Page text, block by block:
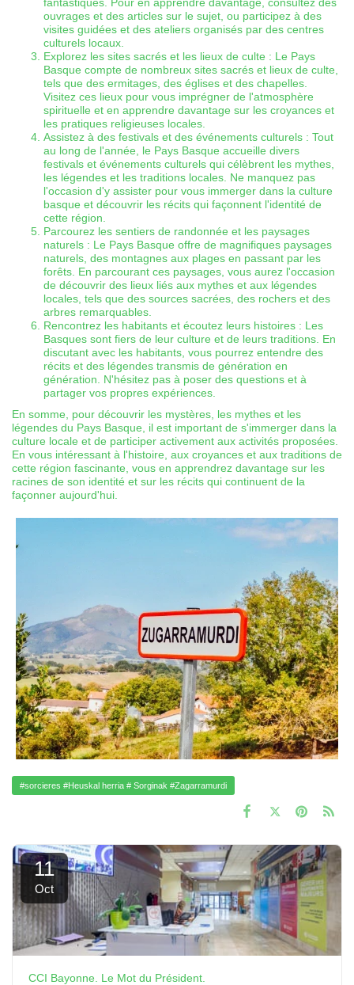
ouvrages et des articles sur le sujet, ou participez à des
visites guidées et des ateliers organisés par des centres
culturels locaux.
Explorez les sites sacrés et les lieux de culte : Le Pays
Basque compte de nombreux sites sacrés et lieux de culte,
tels que des ermitages, des églises et des chapelles.
Visitez ces lieux pour vous imprégner de l'atmosphère
spirituelle et en apprendre davantage sur les croyances et
les pratiques religieuses locales.
Assistez à des festivals et des événements culturels : Tout
au long de l'année, le Pays Basque accueille divers
festivals et événements culturels qui célèbrent les mythes,
les légendes et les traditions locales. Ne manquez pas
l'occasion d'y assister pour vous immerger dans la culture
basque et découvrir les récits qui façonnent l'identité de
cette région.
Parcourez les sentiers de randonnée et les paysages
naturels : Le Pays Basque offre de magnifiques paysages
naturels, des montagnes aux plages en passant par les
forêts. En parcourant ces paysages, vous aurez l'occasion
de découvrir des lieux liés aux mythes et aux légendes
locales, tels que des sources sacrées, des rochers et des
arbres remarquables.
Rencontrez les habitants et écoutez leurs histoires : Les
Basques sont fiers de leur culture et de leurs traditions. En
discutant avec les habitants, vous pourrez entendre des
récits et des légendes transmis de génération en
génération. N'hésitez pas à poser des questions et à
partager vos propres expériences.
En somme, pour découvrir les mystères, les mythes et les
légendes du Pays Basque, il est important de s'immerger dans la
culture locale et de participer activement aux activités proposées.
En vous intéressant à l'histoire, aux croyances et aux traditions de
cette région fascinante, vous en apprendrez davantage sur les
racines de son identité et sur les récits qui continuent de la
façonner aujourd'hui.
#sorcieres #Heuskal herria # Sorginak #Zagarramurdi
11
Oct
CCI Bayonne. Le Mot du Président.